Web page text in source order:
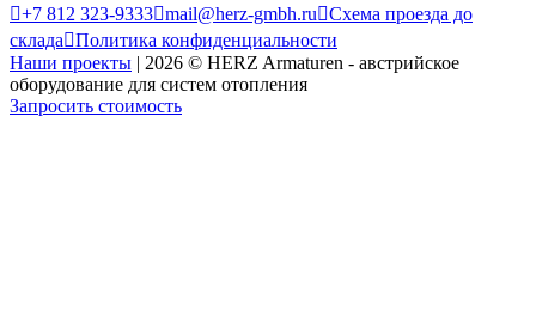
+7 812 323-9333mail@herz-gmbh.ruСхема проезда до
складаПолитика конфиденциальности
Наши проекты | 2026 © HERZ Armaturen - австрийское
оборудование для систем отопления
Запросить стоимость